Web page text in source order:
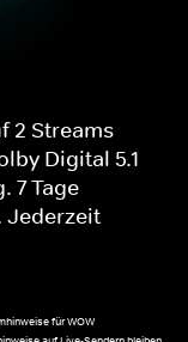
2 Streams
Digital 5.1
7 Tage
Jederzeit
für WOW